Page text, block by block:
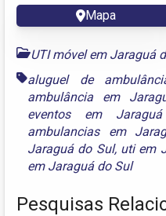
Mapa
UTI móvel em Jaraguá
aluguel de
ambulância em
eventos em
ambulancias em
Jaraguá do Sul, uti em
em Jaraguá do Sul
Pesquisas